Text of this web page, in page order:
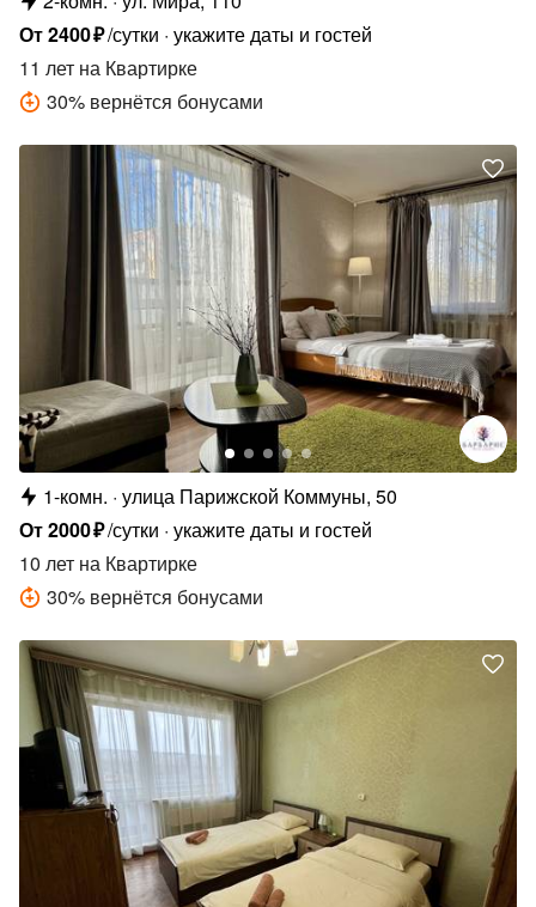
От2400₽/сутки укажите даты и гостей
11 лет на Квартирке
30% вернётся бонусами
1-комн. улица Парижской Коммуны, 50
От2000₽/сутки укажите даты и гостей
10 лет на Квартирке
30% вернётся бонусами